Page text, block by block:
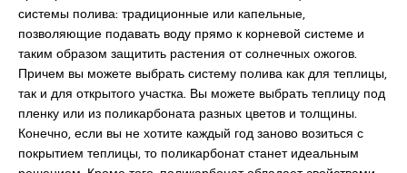
системы полива: традиционные или капельные,
позволяющие подавать воду прямо к корневой системе и
таким образом защитить растения от солнечных ожогов.
Причем вы можете выбрать систему полива как для теплицы,
так и для открытого участка. Вы можете выбрать теплицу под
пленку или из поликарбоната разных цветов и толщины.
Конечно, если вы не хотите каждый год заново возиться с
покрытием теплицы, то поликарбонат станет идеальным